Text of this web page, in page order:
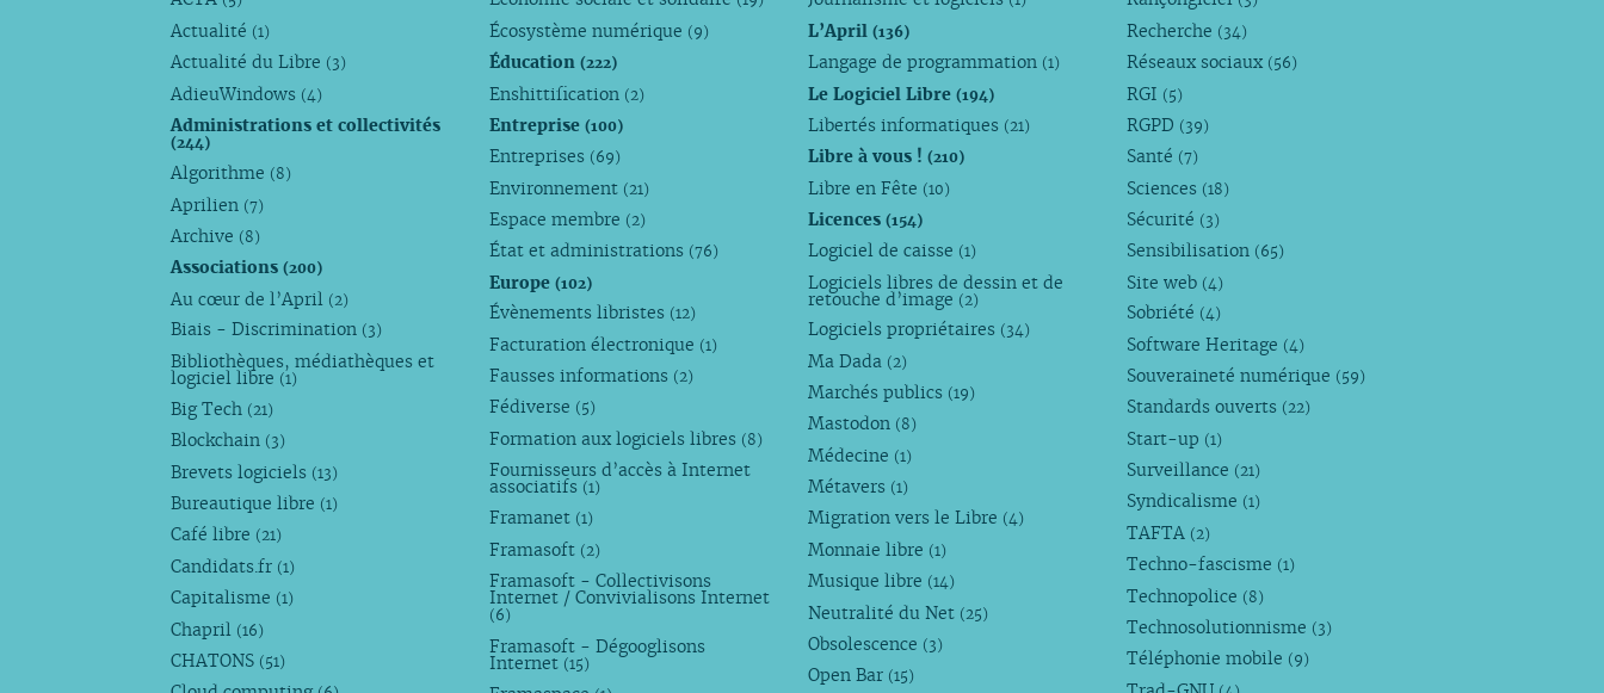
Actualité (1)
Actualité du Libre (3)
AdieuWindows (4)
Administrations et collectivités
(244)
Algorithme (8)
Aprilien (7)
Archive (8)
Associations(200)
Au cœur de l’April (2)
Biais - Discrimination (3)
Bibliothèques, médiathèques et
logiciel libre (1)
Big Tech (21)
Blockchain (3)
Brevets logiciels (13)
Bureautique libre (1)
Café libre (21)
Candidats.fr (1)
Capitalisme (1)
Chapril (16)
CHATONS (51)
Écosystème numérique (9)
Éducation(222)
Enshittification (2)
Entreprise(100)
Entreprises (69)
Environnement (21)
Espace membre (2)
État et administrations (76)
Europe(102)
Évènements libristes (12)
Facturation électronique (1)
Fausses informations (2)
Fédiverse (5)
Formation aux logiciels libres (8)
Fournisseurs d’accès à Internet
associatifs (1)
Framanet (1)
Framasoft (2)
Framasoft - Collectivisons
Internet / Convivialisons Internet
(6)
Framasoft - Dégooglisons
Internet (15)
L’April(136)
Langage de programmation (1)
Le Logiciel Libre(194)
Libertés informatiques (21)
Libre à vous !(210)
Libre en Fête (10)
Licences(154)
Logiciel de caisse (1)
Logiciels libres de dessin et de
retouche d’image (2)
Logiciels propriétaires (34)
Ma Dada (2)
Marchés publics (19)
Mastodon (8)
Médecine (1)
Métavers (1)
Migration vers le Libre (4)
Monnaie libre (1)
Musique libre (14)
Neutralité du Net (25)
Obsolescence (3)
Open Bar (15)
Recherche (34)
Réseaux sociaux (56)
RGI (5)
RGPD (39)
Santé (7)
Sciences (18)
Sécurité (3)
Sensibilisation (65)
Site web (4)
Sobriété (4)
Software Heritage (4)
Souveraineté numérique (59)
Standards ouverts (22)
Start-up (1)
Surveillance (21)
Syndicalisme (1)
TAFTA (2)
Techno-fascisme (1)
Technopolice (8)
Technosolutionnisme (3)
Téléphonie mobile (9)